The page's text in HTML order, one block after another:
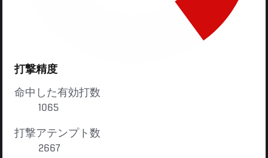
打撃精度
命中した有効打数
1065
打撃アテンプト数
2667